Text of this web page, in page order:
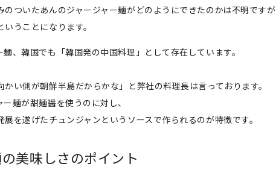
のついたあんのジャージャー麺がどのようにできたのかは不明ですが
いうことになります。
、韓国でも「韓国発の中国料理」として存在しています。
かい側が朝鮮半島だからかな」と弊社の料理長は言っております。
麺が甜麺醤を使うのに対し、
を遂げたチュンジャンというソースで作られるのが特徴です。
美味しさのポイント